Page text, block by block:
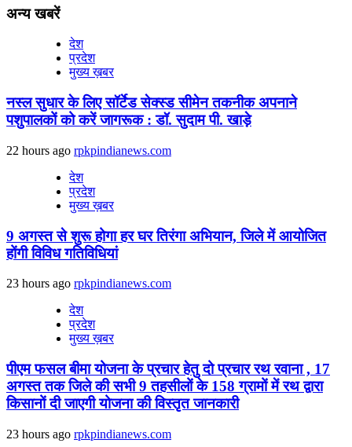
अन्य खबरें
देश
प्रदेश
मुख्य ख़बर
नस्ल सुधार के लिए सॉर्टेड सेक्स्ड सीमेन तकनीक अपनाने
पशुपालकों को करें जागरूक : डॉ. सुदाम पी. खाड़े
22 hours ago rpkpindianews.com
देश
प्रदेश
मुख्य ख़बर
9 अगस्‍त से शुरू होगा हर घर तिरंगा अभियान, जिले में आयोजित
होंगी विविध गतिविधियां
23 hours ago rpkpindianews.com
देश
प्रदेश
मुख्य ख़बर
पीएम फसल बीमा योजना के प्रचार हेतु दो प्रचार रथ रवाना , 17
अगस्त तक जिले की सभी 9 तहसीलों के 158 ग्रामों में रथ द्वारा
किसानों दी जाएगी योजना की विस्तृत जानकारी
23 hours ago rpkpindianews.com